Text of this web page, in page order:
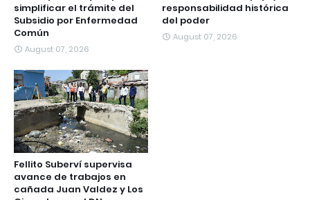
simplificar el trámite del
Subsidio por Enfermedad
Común
August 07, 2026
responsabilidad histórica
del poder
August 07, 2026
Fellito Suberví supervisa
avance de trabajos en
cañada Juan Valdez y Los